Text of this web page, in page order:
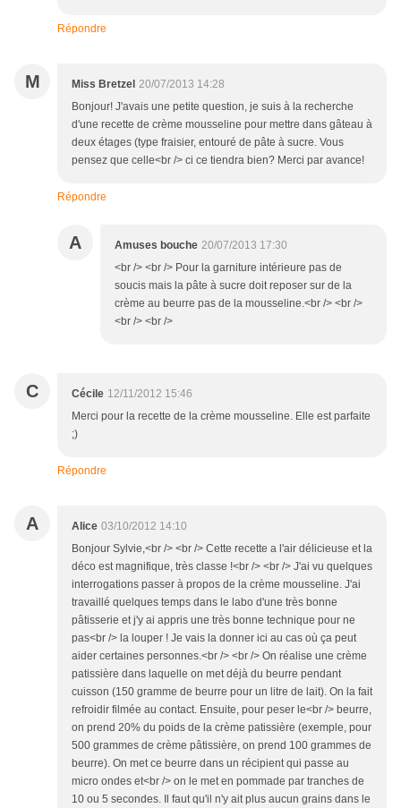
Répondre
M Miss Bretzel 20/07/2013 14:28
Bonjour! J'avais une petite question, je suis à la recherche
d'une recette de crème mousseline pour mettre dans gâteau à
deux étages (type fraisier, entouré de pâte à sucre. Vous
pensez que celle<br /> ci ce tiendra bien? Merci par avance!
Répondre
A Amuses bouche 20/07/2013 17:30
<br /> <br /> Pour la garniture intérieure pas de
soucis mais la pâte à sucre doit reposer sur de la
crème au beurre pas de la mousseline.<br /> <br />
<br /> <br />
C Cécile 12/11/2012 15:46
Merci pour la recette de la crème mousseline. Elle est parfaite
;)
Répondre
A Alice 03/10/2012 14:10
Bonjour Sylvie,<br /> <br /> Cette recette a l'air délicieuse et la
déco est magnifique, très classe !<br /> <br /> J'ai vu quelques
interrogations passer à propos de la crème mousseline. J'ai
travaillé quelques temps dans le labo d'une très bonne
pâtisserie et j'y ai appris une très bonne technique pour ne
pas<br /> la louper ! Je vais la donner ici au cas où ça peut
aider certaines personnes.<br /> <br /> On réalise une crème
patissière dans laquelle on met déjà du beurre pendant
cuisson (150 gramme de beurre pour un litre de lait). On la fait
refroidir filmée au contact. Ensuite, pour peser le<br /> beurre,
on prend 20% du poids de la crème patissière (exemple, pour
500 grammes de crème pâtissière, on prend 100 grammes de
beurre). On met ce beurre dans un récipient qui passe au
micro ondes et<br /> on le met en pommade par tranches de
10 ou 5 secondes. Il faut qu'il n'y ait plus aucun grains dans le